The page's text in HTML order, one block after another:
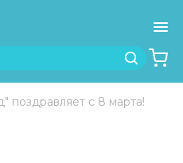
Найти
поздравляет с 8 марта!